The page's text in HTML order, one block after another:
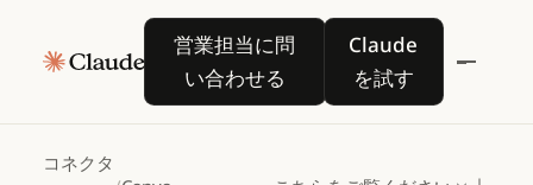
営業担当に問
い合わせる
営業担当に問い合わせる
Claude
を試す
Claude を試す
コネクタ
Canva